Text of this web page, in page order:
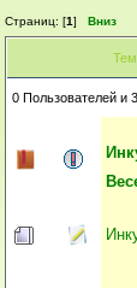
Страниц: [1] Вниз
0 Пользователей и